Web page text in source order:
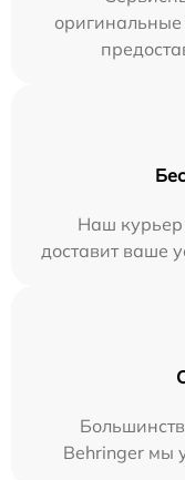
оригинальные
Наш курьер
доставит ваше
Behringer мы